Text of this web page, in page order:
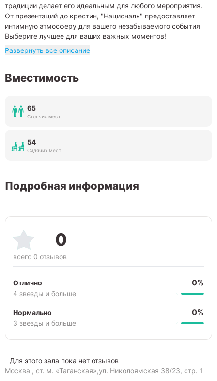
традиции делает его идеальным для любого мероприятия.
От презентаций до крестин, "Националь" предоставляет
интимную атмосферу для вашего незабываемого события.
Выберите лучшее для ваших важных моментов!
Развернуть все описание
Вместимость
65
Стоячих мест
54
Сидячих мест
Подробная информация
0
всего 0 отзывов
Отлично 0%
4 звезды и больше
Нормально 0%
3 звезды и больше
Для этого зала пока нет отзывов
Москва , cт. м. «Таганская»,ул. Николоямская 38/23, стр. 1